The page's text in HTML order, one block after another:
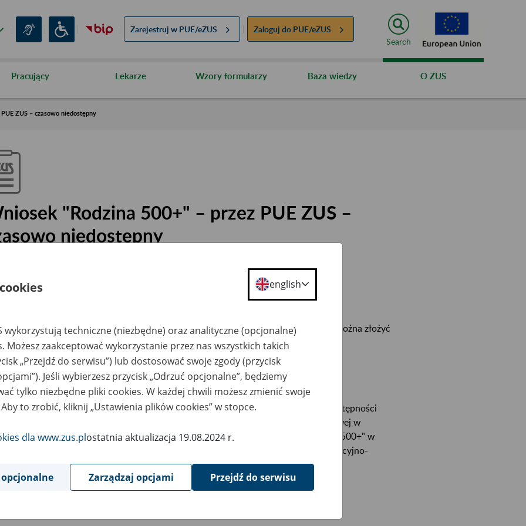
Zarejestruj w PUE/eZUS Zaloguj do PUE/eZUS
Search
Pracujący Lekarze Wzory formularzy Baza wiedzy O ZUS
ZUS – czasowo niedostępny
"Rodzina 500+" – przez PUE ZUS –
niedostępny
2019
czerwca (od godz. 0:00) z powodu prowadzonych prac serwisowych nie będzie można złożyć
o świadczenie "Rodzina 500+" przez portal PUE ZUS.
przepraszamy.
do elektronicznego składania wniosków od 1 lipca 2019 r.
W czasie niedostępności
elektronicznego wnioskowania, możliwe jest złożenie wniosku w formie papierowej w
urzędzie/ośrodku pomocy społecznej realizującym świadczenia "Rodzina 500+" w
właściwej według miejsca zamieszkania lub złożenie wniosku na Portalu Informacyjno-
emp@tia, który będzie dostępny do godz. 16:00 w dniu 30.06.2019 r.
english
wykorzystują techniczne (niezbędne) oraz analityczne (opcjonalne)
Możesz zaakceptować wykorzystanie przez nas wszystkich takich
„Przejdź do serwisu”) lub dostosować swoje zgody (przycisk
Jeśli wybierzesz przycisk „Odrzuć opcjonalne”, będziemy
tylko niezbędne pliki cookies. W każdej chwili możesz zmienić swoje
to zrobić, kliknij „Ustawienia plików cookies” w stopce.
dla www.zus.plostatnia aktualizacja 19.08.2024 r.
Zarządzaj opcjami Przejdź do serwisu